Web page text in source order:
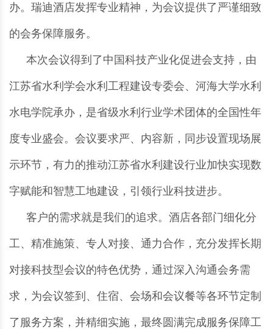
办。瑞迪酒店发挥专业精神，为会议提供了严谨细致
的会务保障服务。
本次会议得到了中国科技产业化促进会支持，由
江苏省水利学会水利工程建设专委会、河海大学水利
水电学院承办，是省级水利行业学术团体的全国性年
度专业盛会。会议要求严、内容新，同步设置现场展
示环节，有力的推动江苏省水利建设行业加快实现数
字赋能和智慧工地建设，引领行业科技进步。
客户的需求就是我们的追求。酒店各部门细化分
工、精准施策、专人对接、通力合作，充分发挥长期
对接科技型会议的特色优势，通过深入沟通会务需
求，为会议签到、住宿、会场和会议餐等各环节定制
了服务方案，并精细实施，最终圆满完成服务保障工